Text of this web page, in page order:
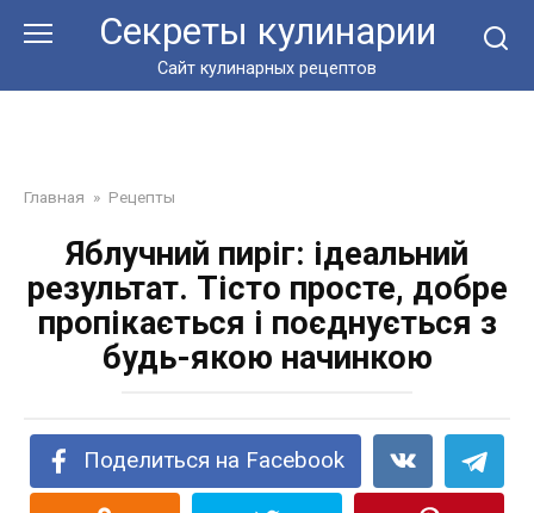
Секреты кулинарии
Сайт кулинарных рецептов
Главная » Рецепты
Яблучний пиріг: ідеальний
результат. Тісто просте, добре
пропікається і поєднується з
будь-якою начинкою
Поделиться на Facebook